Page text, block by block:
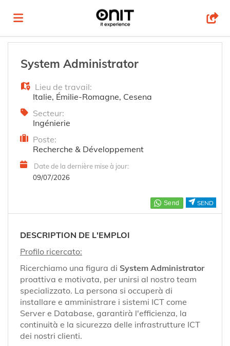
Emplois
Déposez
EN
FR
IT
DE
SEND
System Administrator
Lieu de travail:
Italie, Émilie-Romagne, Cesena
Secteur:
Ingénierie
Poste:
Recherche & Développement
Date de la dernière mise à jour:
09/07/2026
DESCRIPTION DE L'EMPLOI
Profilo ricercato:
Ricerchiamo una figura di System Administrator
proattiva e motivata, per unirsi al nostro team
specializzato. La persona si occuperà di
installare e amministrare i sistemi ICT come
Server e Database, garantirà l'efficienza, la
continuità e la sicurezza delle infrastrutture ICT
dei nostri clienti.